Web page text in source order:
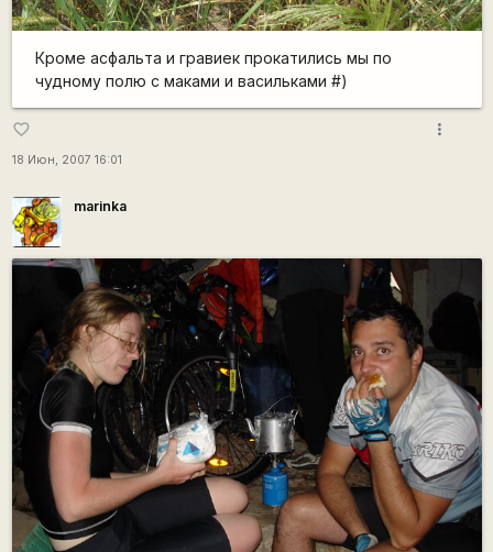
Кроме асфальта и гравиек прокатились мы по
чудному полю с маками и васильками #)
favorite_border
18 Июн, 2007 16:01
more_vert
marinka